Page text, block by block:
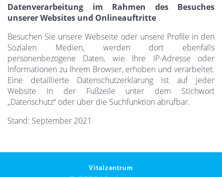
Datenverarbeitung im Rahmen des Besuches
unserer Websites und Onlineauftritte
Besuchen Sie unsere Webseite oder unsere Profile in den
Sozialen Medien, werden dort ebenfalls
personenbezogene Daten, wie Ihre IP-Adresse oder
Informationen zu Ihrem Browser, erhoben und verarbeitet.
Eine detaillierte Datenschutzerklärung ist auf jeder
Website in der Fußzeile unter dem Stichwort
„Datenschutz“ oder über die Suchfunktion abrufbar.
Stand: September 2021
Vitalzentrum